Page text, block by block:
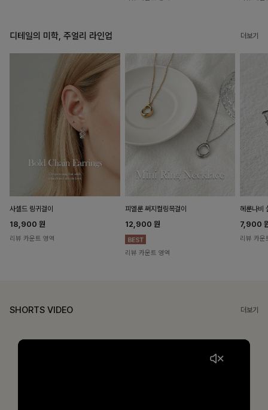
디테일의 미학, 주얼리 라인업 더보기
사셀드 링귀걸이
18,900 원
리뷰 카운트 영역
피엘룬 써지컬링목걸이
12,900 원
리뷰 카운트 영역
헤룬나비
7,900
리뷰 카운
SHORTS VIDEO 더보기